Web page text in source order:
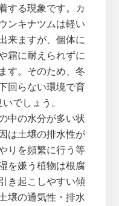
する現象です。カ
ンキナツムは軽い
来ますが、個体に
霜に耐えられずに
す。そのため、冬
回らない環境で育
でしょう。
中の水分が多い状
は土壌の排水性が
りを頻繁に行う等
を嫌う植物は根腐
き起こしやすい傾
壌の通気性・排水